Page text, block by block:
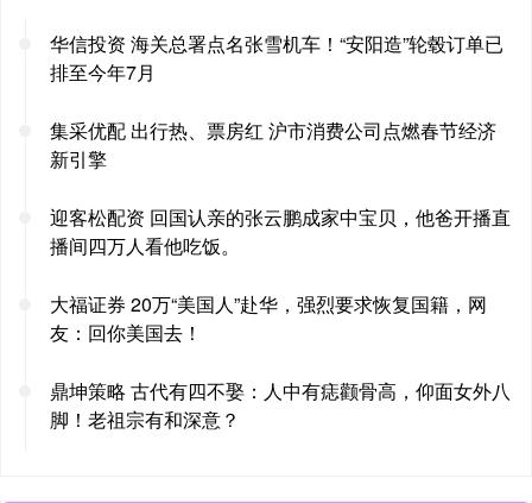
华信投资 海关总署点名张雪机车！“安阳造”轮毂订单已
排至今年7月
集采优配 出行热、票房红 沪市消费公司点燃春节经济
新引擎
迎客松配资 回国认亲的张云鹏成家中宝贝，他爸开播直
播间四万人看他吃饭。
大福证券 20万“美国人”赴华，强烈要求恢复国籍，网
友：回你美国去！
鼎坤策略 古代有四不娶：人中有痣颧骨高，仰面女外八
脚！老祖宗有和深意？